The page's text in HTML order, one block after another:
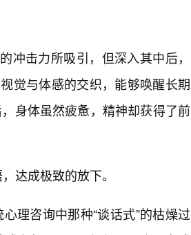
冲击力所吸引，但深入其中后，
觉与体感的交织，能够唤醒长期
身体虽然疲惫，精神却获得了前
达成极致的放下。
理咨询中那种“谈话式”的枯燥过